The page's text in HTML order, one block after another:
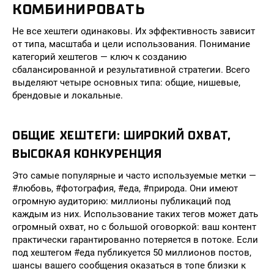
КОМБИНИРОВАТЬ
Не все хештеги одинаковы. Их эффективность зависит
от типа, масштаба и цели использования. Понимание
категорий хештегов — ключ к созданию
сбалансированной и результативной стратегии. Всего
выделяют четыре основных типа: общие, нишевые,
брендовые и локальные.
ОБЩИЕ ХЕШТЕГИ: ШИРОКИЙ ОХВАТ,
ВЫСОКАЯ КОНКУРЕНЦИЯ
Это самые популярные и часто используемые метки —
#любовь, #фотография, #еда, #природа. Они имеют
огромную аудиторию: миллионы публикаций под
каждым из них. Использование таких тегов может дать
огромный охват, но с большой оговоркой: ваш контент
практически гарантированно потеряется в потоке. Если
под хештегом #еда публикуется 50 миллионов постов,
шансы вашего сообщения оказаться в топе близки к